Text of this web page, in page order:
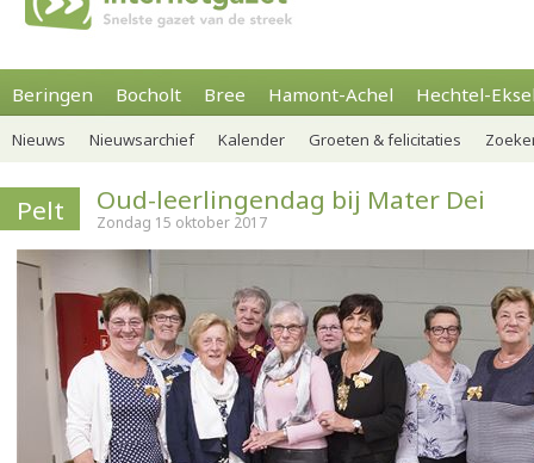
Beringen Bocholt Bree Hamont-Achel Hechtel-
Nieuws Nieuwsarchief Kalender Groeten & felicitaties
Pelt Oud-leerlingendag bij Mater Dei
Zondag 15 oktober 2017